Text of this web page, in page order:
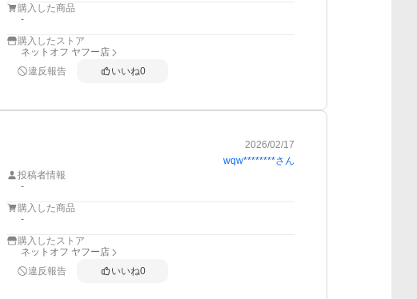
購入した商品
-
購入したストア
ネットオフ ヤフー店
違反報告
いいね0
2026/02/17
wqw********さん
投稿者情報
-
購入した商品
-
購入したストア
ネットオフ ヤフー店
違反報告
いいね0